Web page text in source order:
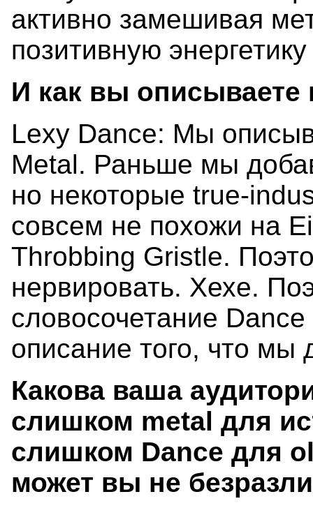
активно замешивая
позитивную
И как вы
Lexy Dance: Мы
Metal. Раньше мы
но некоторые true-
совсем не похожи на
Throbbing Gristle.
нервировать. Хехе.
словосочетание
описание того, что мы
Какова ваша
слишком metal для
слишком Dance для
может вы не